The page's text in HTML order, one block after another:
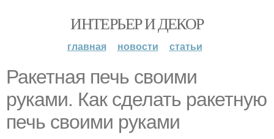
ИНТЕРЬЕР И ДЕКОР
главная новости статьи
Ракетная печь своими
руками. Как сделать ракетную
печь своими руками